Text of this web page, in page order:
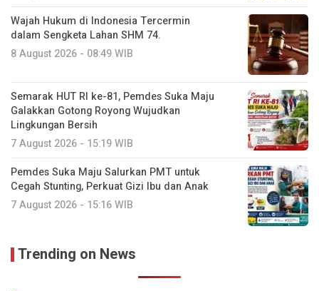
Wajah Hukum di Indonesia Tercermin
dalam Sengketa Lahan SHM 74.
8 August 2026 - 08:49 WIB
Semarak HUT RI ke-81, Pemdes Suka Maju
Galakkan Gotong Royong Wujudkan
Lingkungan Bersih
7 August 2026 - 15:19 WIB
Pemdes Suka Maju Salurkan PMT untuk
Cegah Stunting, Perkuat Gizi Ibu dan Anak
7 August 2026 - 15:16 WIB
Trending on News